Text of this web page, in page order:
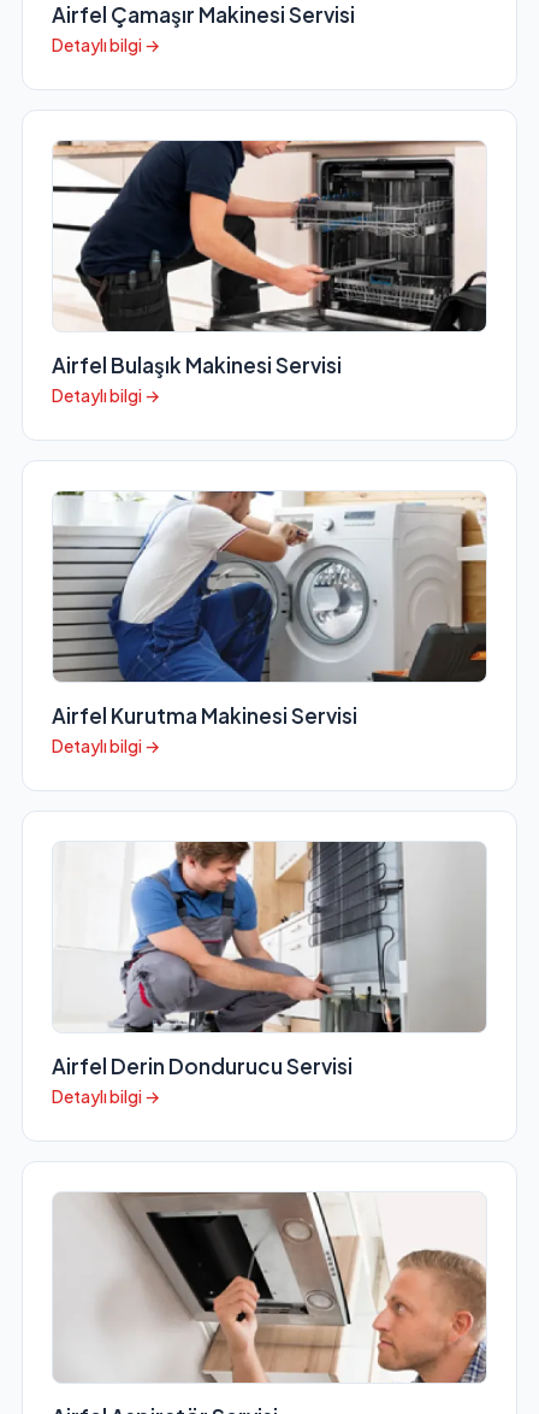
Airfel Çamaşır Makinesi Servisi
Detaylı bilgi →
Airfel Bulaşık Makinesi Servisi
Detaylı bilgi →
Airfel Kurutma Makinesi Servisi
Detaylı bilgi →
Airfel Derin Dondurucu Servisi
Detaylı bilgi →